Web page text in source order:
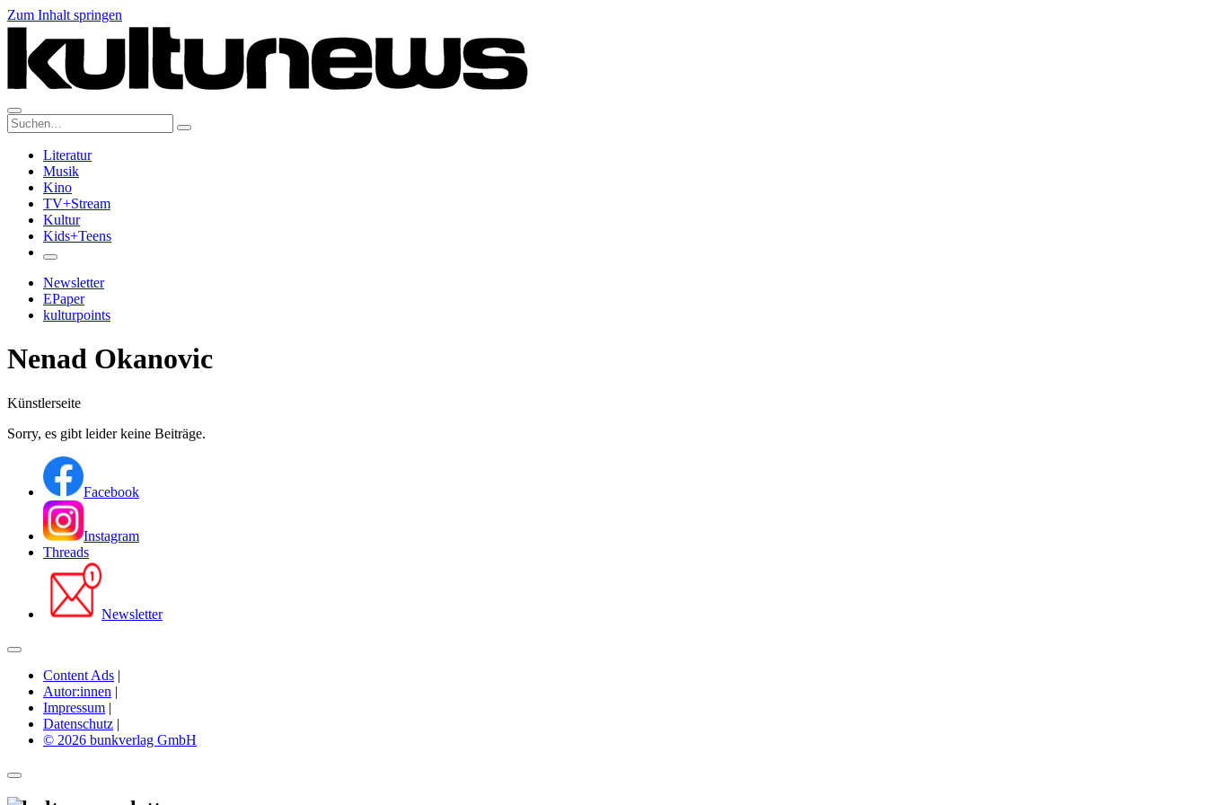
Zum Inhalt springen
Suche:
Literatur
Musik
Kino
TV+Stream
Kultur
Kids+Teens
Newsletter
EPaper
kulturpoints
Nenad Okanovic
Künstlerseite
Sorry, es gibt leider keine Beiträge.
Facebook
Instagram
Threads
Newsletter
Content Ads |
Autor:innen |
Impressum |
Datenschutz |
© 2026 bunkverlag GmbH